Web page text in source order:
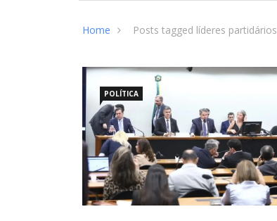
Home Posts tagged líderes partidários
POLÍTICA